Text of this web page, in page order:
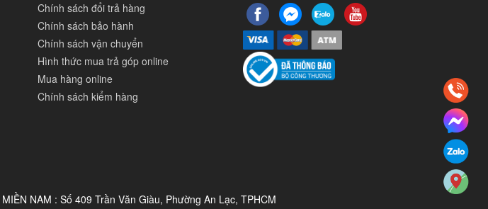
Chính sách đổi trả hàng
Chính sách bảo hành
Chính sách vận chuyển
Hình thức mua trả góp online
Mua hàng online
Chính sách kiểm hàng
MIỀN NAM : Số 409 Trần Văn Giàu, Phường An Lạc, TPHCM